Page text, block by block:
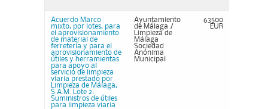
Acuerdo Marco
mixto, por lotes, para
el aprovisionamiento
de material de
ferretería y para el
aprovisionamiento de
útiles y herramientas
para apoyo al
servicio de limpieza
viaria prestado por
Limpieza de Málaga,
S.A.M. Lote 2:
Suministros de útiles
para limpieza viaria
Ayuntamiento
de Málaga /
Limpieza de
Málaga
Sociedad
Anónima
Municipal
63500
EUR